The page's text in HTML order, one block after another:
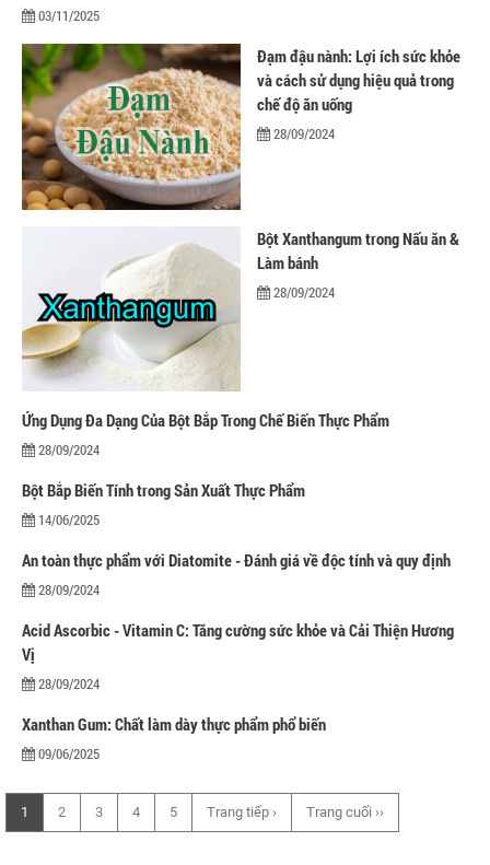
Hấp thụ khí độc Yucca
HÓA CHẤT XỬ LÝ NƯỚC
Xử lý nước hồ bơi
Xử lý nước sinh hoạt
Xử lý nước thải
Xử lý nước giếng khoan
Xử lý nước khác
DUNG MÔI CÔNG NGHIỆP
Pha sơn nước
Pha sơn tĩnh điện
Dung môi khác
HƯƠNG LIỆU TINH DẦU
HÓA CHẤT CÔNG NGHIỆP
Kiềm
Muối
Oxit kim loại
HÓA CHẤT THÍ NGHIỆM
Thiết bị phòng thí nghiệm
HÓA CHẤT NÔNG NGHIỆP
Chế phẩm sinh học
Nguyên liệu chăn nuôi
HÓA CHẤT XÂY DỰNG
Chống thấm sika
Silicone Dow Corning
Silicone KCC
Silicone Kingbond
Silicone Shinetsu
03/11/2025
Đạm đậu nành: Lợi ích sức khỏe
và cách sử dụng hiệu quả trong
chế độ ăn uống
28/09/2024
Bột Xanthangum trong Nấu ăn &
Làm bánh
28/09/2024
Ứng Dụng Đa Dạng Của Bột Bắp Trong Chế Biến Thực Phẩm
28/09/2024
Bột Bắp Biến Tính trong Sản Xuất Thực Phẩm
14/06/2025
An toàn thực phẩm với Diatomite - Đánh giá về độc tính và quy định
28/09/2024
Acid Ascorbic - Vitamin C: Tăng cường sức khỏe và Cải Thiện Hương
Vị
28/09/2024
Xanthan Gum: Chất làm dày thực phẩm phổ biến
09/06/2025
1 2 3 4 5 Trang tiếp › Trang cuối ››